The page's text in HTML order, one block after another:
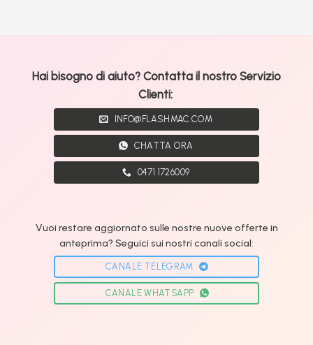
Hai bisogno di aiuto? Contatta il nostro Servizio
Clienti:
INFO@FLASHMAC.COM
CHATTA ORA
0471 1726009
Vuoi restare aggiornato sulle nostre nuove offerte in
anteprima? Seguici sui nostri canali social:
CANALE TELEGRAM
CANALE WHATSAPP